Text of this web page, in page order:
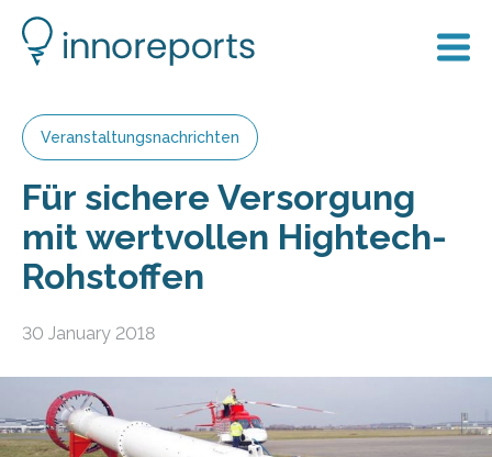
Veranstaltungsnachrichten
Für sichere Versorgung
mit wertvollen Hightech-
Rohstoffen
30 January 2018